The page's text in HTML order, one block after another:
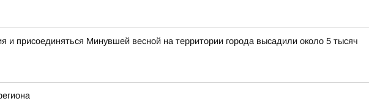
присоединяться Минувшей весной на территории города высадили около 5 тысяч